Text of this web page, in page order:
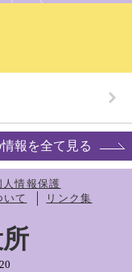
報を全て見る
人情報保護
いて リンク集